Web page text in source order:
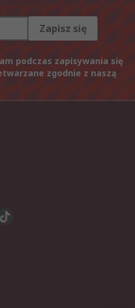
Zapisz się
podczas zapisywania się
zgodnie z naszą